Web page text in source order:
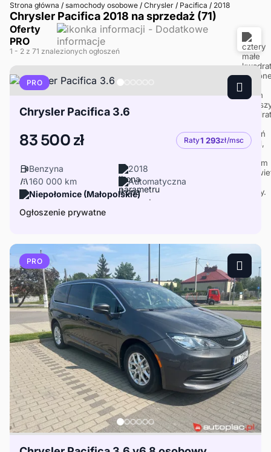
Strona główna / samochody osobowe / Chrysler / Pacifica / 2018
Chrysler Pacifica 2018 na sprzedaż (71)
Oferty
PRO
1 - 2 z 71 znalezionych ogłoszeń
PRO
Chrysler Pacifica 3.6
83 500 zł Raty1 293zł/msc
Benzyna
2018
160 000 km
Automatyczna
Niepołomice (Małopolskie)
Ogłoszenie prywatne
PRO